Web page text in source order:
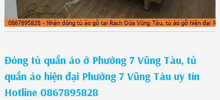
Đóng tủ quần áo ở Phường 7 Vũng Tàu, tủ
quần áo hiện đại Phường 7 Vũng Tàu uy tín
Hotline 0867895828